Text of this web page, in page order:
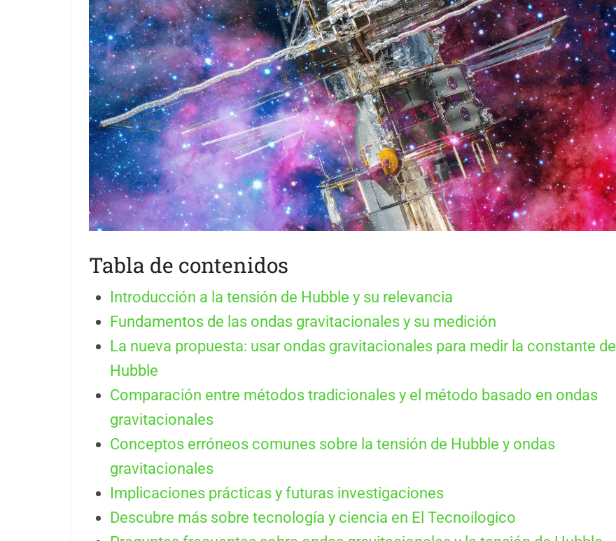
Tabla de contenidos
Introducción a la tensión de Hubble y su relevancia
Fundamentos de las ondas gravitacionales y su medición
La nueva propuesta: usar ondas gravitacionales para medir la constante de
Hubble
Comparación entre métodos tradicionales y el método basado en ondas
gravitacionales
Conceptos erróneos comunes sobre la tensión de Hubble y ondas
gravitacionales
Implicaciones prácticas y futuras investigaciones
Descubre más sobre tecnología y ciencia en El Tecnoilogico